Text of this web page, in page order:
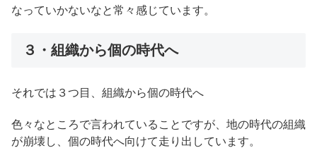
なっていかないなと常々感じています。
３・組織から個の時代へ
それでは３つ目、組織から個の時代へ
色々なところで言われていることですが、地の時代の組織
が崩壊し、個の時代へ向けて走り出しています。